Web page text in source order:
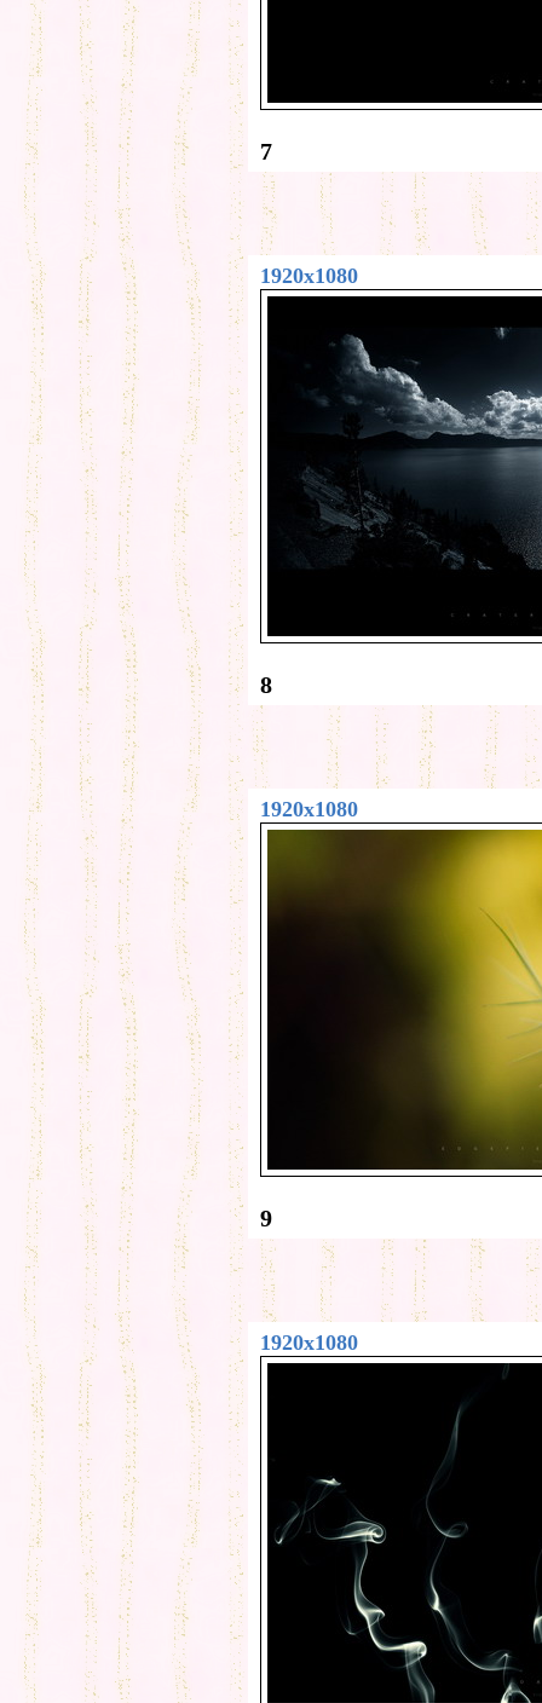
7
1920x1080
8
1920x1080
9
1920x1080